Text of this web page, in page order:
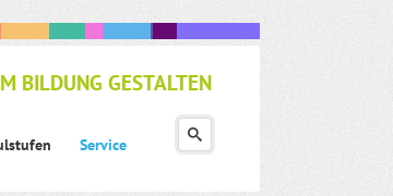
Service
BILDUNG GESTALTEN